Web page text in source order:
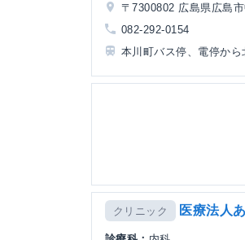
〒7300802 広島県広島
082-292-0154
本川町バス停、電停から
クリニック 医療法人